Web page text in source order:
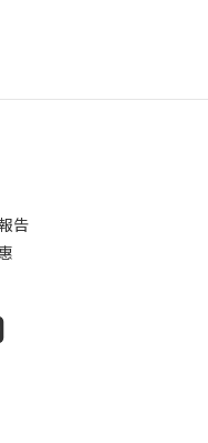
膚況越來越穩定了
估 混合偏乾肌敏弱程
告